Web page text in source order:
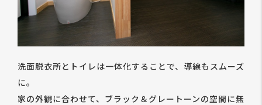
洗面脱衣所とトイレは一体化することで、導線もスムーズ
に。
家の外観に合わせて、ブラック＆グレートーンの空間に無